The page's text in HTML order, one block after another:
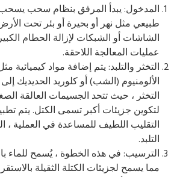
المدخول: يبدأ المرفق بنظام سحب
طبيعي مثل نهر أو بحيرة أو بئر تحت
الشاشات أو الشبكات لإزالة الحطام
عمليات المعالجة اللاحقة.
التخثر والتلبد: يتم إضافة مواد كيميائية
الألومنيوم (الشب) أو كلوريد الحديديك إلى
التخثر ، حيث تتحد الجسيمات العالقة
لتكوين جزيئات أكبر تسمى الكتل. يتم
التقليب اللطيف للمساعدة في العملية ،
التلبد.
الترسيب: في هذه الخطوة ، يُسمح للماء
مما يسمح لجزيئات الكتلة الثقيلة